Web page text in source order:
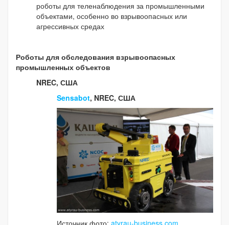
роботы для теленаблюдения за промышленными
объектами, особенно во взрывоопасных или
агрессивных средах
Роботы для обследования взрывоопасных
промышленных объектов
NREC, США
Sensabot, NREC, США
Источник фото: atyrau-business.com